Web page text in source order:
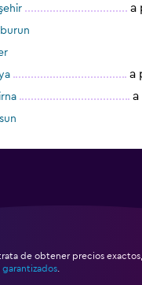
a
a
a
de obtener precios
garantizados